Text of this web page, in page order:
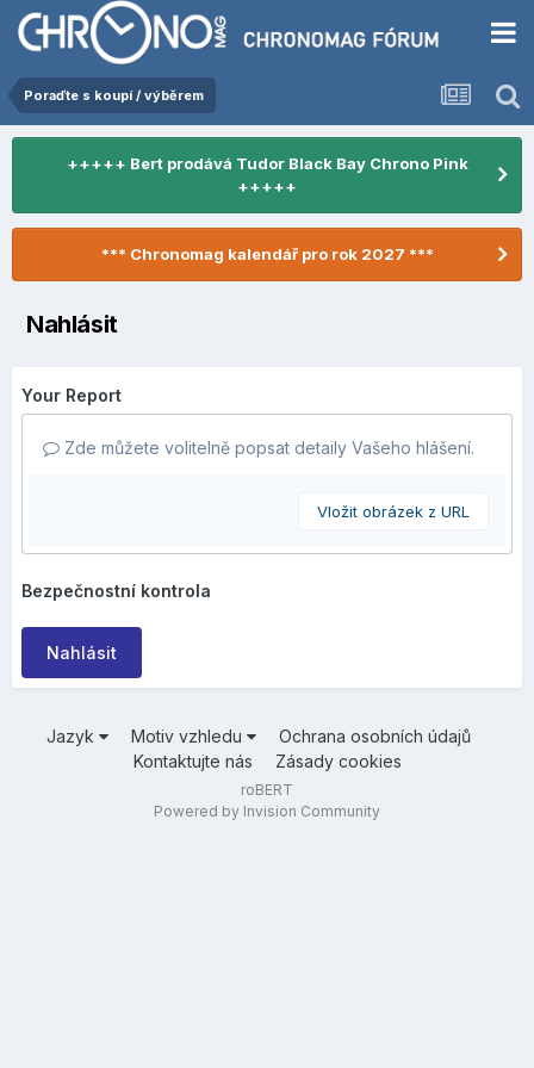
Poraďte s koupí / výběrem
+++++ Bert prodává Tudor Black Bay Chrono Pink
+++++
*** Chronomag kalendář pro rok 2027 ***
Nahlásit
Your Report
Zde můžete volitelně popsat detaily Vašeho hlášení.
Vložit obrázek z URL
Bezpečnostní kontrola
Nahlásit
Jazyk Motiv vzhledu
Ochrana osobních údajů
Kontaktujte nás
Zásady cookies
roBERT
Powered by Invision Community